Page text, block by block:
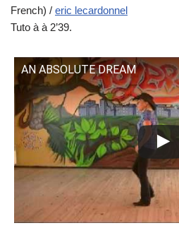
French) / eric lecardonnel
Tuto à à 2’39.
AN ABSOLUTE DREAM